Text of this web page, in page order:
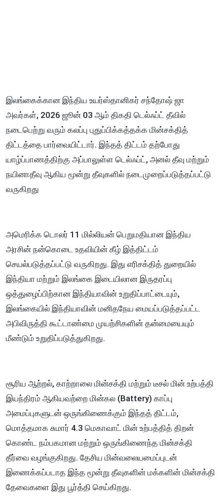
இலங்கைக்கான இந்திய உயர்ஸ்தானிகர் சந்தோஷ் ஜா
அவர்கள், 2026 ஜூன் 03 ஆம் திகதி டெல்ஃப்ட் தீவில்
நடைபெற்று வரும் கலப்பு புதுப்பிக்கத்தக்க மின்சக்தித்
திட்டத்தை பார்வையிட்டார். இந்தத் திட்டம் தற்போது
யாழ்ப்பாணத்திற்கு அப்பாலுள்ள டெல்ஃப்ட், அனல் தீவு மற்றும்
நயினாதீவு ஆகிய மூன்று தீவுகளில் நடைமுறைப்படுத்தப்பட்டு
வருகிறது
அமெரிக்க டொலர் 11 மில்லியன் பெறுமதியான இந்திய
அரசின் நன்கொடை உதவியின் கீழ் இத்திட்டம்
செயல்படுத்தப்பட்டு வருகிறது. இது எரிசக்தித் துறையில்
இந்தியா மற்றும் இலங்கை இடையிலான இருதரப்பு
ஒத்துழைப்பிற்கான இந்தியாவின் உறுதிப்பாட்டையும்,
இலங்கையில் இந்தியாவின் மனிதநேய மையப்படுத்தப்பட்ட
அபிவிருத்தி கூட்டாண்மை முயற்சிகளின் தன்மையையும்
மீண்டும் உறுதிப்படுத்துகிறது.
சூரிய ஆற்றல், காற்றாலை மின்சக்தி மற்றும் டீசல் மின் உற்பத்தி
இயந்திரம் ஆகியவற்றை மின்கல (Battery) காப்பு
அமைப்புகளுடன் ஒருங்கிணைக்கும் இந்தத் திட்டம்,
மொத்தமாக சுமார் 4.3 மெகாவாட் மின் உற்பத்தித் திறன்
கொண்ட நம்பகமான மற்றும் ஒருங்கிணைந்த மின்சக்தி
தீர்வை வழங்குகிறது. தேசிய மின்வலையமைப்புடன்
இணைக்கப்படாத இந்த மூன்று தீவுகளின் மக்களின் மின்சக்தி
தேவைகளை இது பூர்த்தி செய்கிறது.